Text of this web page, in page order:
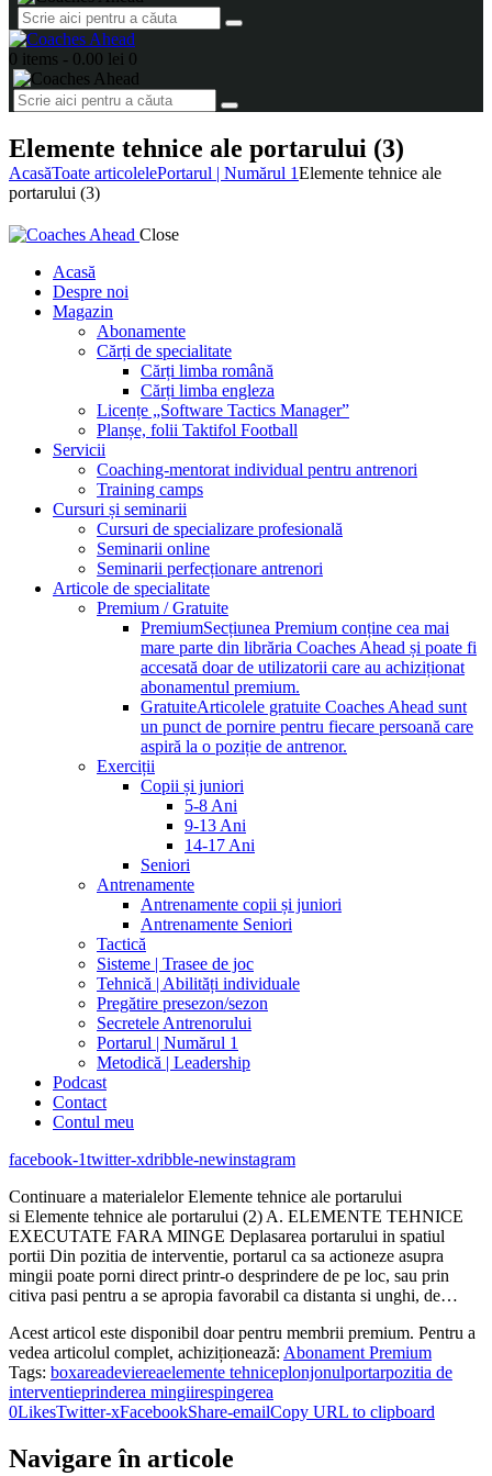
0 items - 0.00 lei 0
Elemente tehnice ale portarului (3)
AcasăToate articolelePortarul | Numărul 1Elemente tehnice ale
portarului (3)
Close
Acasă
Despre noi
Magazin
Abonamente
Cărți de specialitate
Cărți limba română
Cărți limba engleza
Licențe „Software Tactics Manager”
Planșe, folii Taktifol Football
Servicii
Coaching-mentorat individual pentru antrenori
Training camps
Cursuri și seminarii
Cursuri de specializare profesională
Seminarii online
Seminarii perfecționare antrenori
Articole de specialitate
Premium / Gratuite
PremiumSecțiunea Premium conține cea mai
mare parte din librăria Coaches Ahead și poate fi
accesată doar de utilizatorii care au achiziționat
abonamentul premium.
GratuiteArticolele gratuite Coaches Ahead sunt
un punct de pornire pentru fiecare persoană care
aspiră la o poziție de antrenor.
Exerciții
Copii și juniori
5-8 Ani
9-13 Ani
14-17 Ani
Seniori
Antrenamente
Antrenamente copii și juniori
Antrenamente Seniori
Tactică
Sisteme | Trasee de joc
Tehnică | Abilități individuale
Pregătire presezon/sezon
Secretele Antrenorului
Portarul | Numărul 1
Metodică | Leadership
Podcast
Contact
Contul meu
facebook-1twitter-xdribble-newinstagram
Continuare a materialelor Elemente tehnice ale portarului
si Elemente tehnice ale portarului (2) A. ELEMENTE TEHNICE
EXECUTATE FARA MINGE Deplasarea portarului in spatiul
portii Din pozitia de interventie, portarul ca sa actioneze asupra
mingii poate porni direct printr-o desprindere de pe loc, sau prin
citiva pasi pentru a se apropia favorabil ca distanta si unghi, de…
Acest articol este disponibil doar pentru membrii premium. Pentru a
vedea articolul complet, achiziționează: Abonament Premium
Tags: boxareadeviereaelemente tehniceplonjonulportarpozitia de
interventieprinderea mingiirespingerea
0LikesTwitter-xFacebookShare-emailCopy URL to clipboard
Navigare în articole